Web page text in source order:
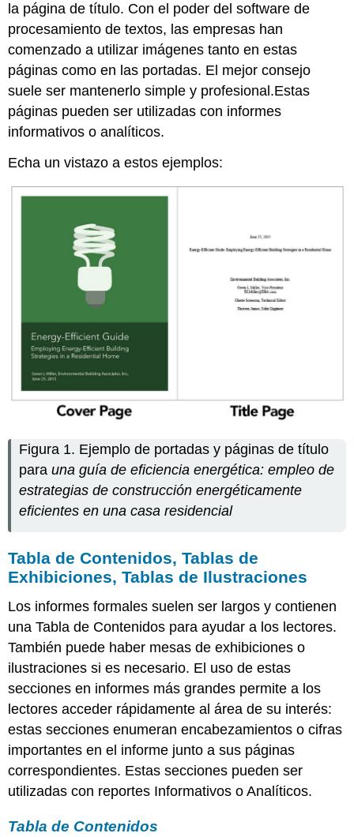
la página de título. Con el poder del software de
procesamiento de textos, las empresas han
comenzado a utilizar imágenes tanto en estas
páginas como en las portadas. El mejor consejo
suele ser mantenerlo simple y profesional.Estas
páginas pueden ser utilizadas con informes
informativos o analíticos.
Echa un vistazo a estos ejemplos:
Figura 1. Ejemplo de portadas y páginas de título
parauna guía de eficiencia energética: empleo de
estrategias de construcción energéticamente
eficientes en una casa residencial
Tabla de Contenidos, Tablas de
Exhibiciones, Tablas de Ilustraciones
Los informes formales suelen ser largos y contienen
una Tabla de Contenidos para ayudar a los lectores.
También puede haber mesas de exhibiciones o
ilustraciones si es necesario. El uso de estas
secciones en informes más grandes permite a los
lectores acceder rápidamente al área de su interés:
estas secciones enumeran encabezamientos o cifras
importantes en el informe junto a sus páginas
correspondientes. Estas secciones pueden ser
utilizadas con reportes Informativos o Analíticos.
Tabla de Contenidos